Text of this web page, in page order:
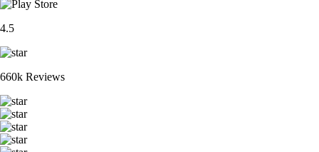
4.5
660k Reviews